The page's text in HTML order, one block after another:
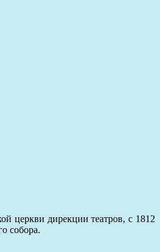
церкви дирекции театров, с 1812
собора.